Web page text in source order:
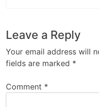
Leave a Reply
Your email address will
fields are marked *
Comment *